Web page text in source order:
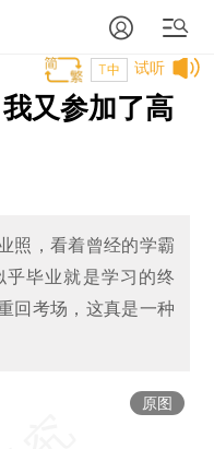
试听
T中
又参加了高
照，看着曾经的学霸
毕业就是学习的终
回考场，这真是一种
原图